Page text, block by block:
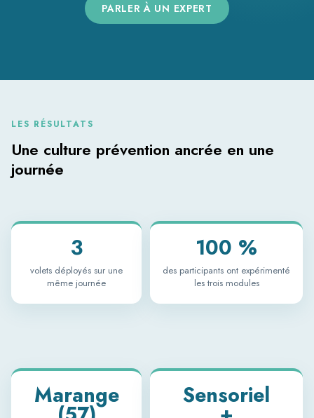
PARLER À UN EXPERT
LES RÉSULTATS
Une culture prévention ancrée en une
journée
3
volets déployés sur une
même journée
100 %
des participants ont expérimenté
les trois modules
Marange Sensoriel